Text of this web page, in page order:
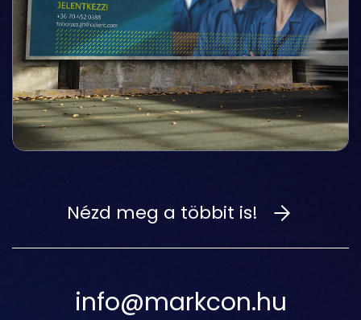
Nézd meg a többit is!
info@markcon.hu